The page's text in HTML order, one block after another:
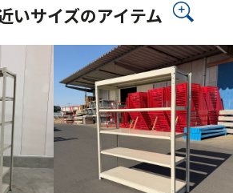
いサイズのアイテム